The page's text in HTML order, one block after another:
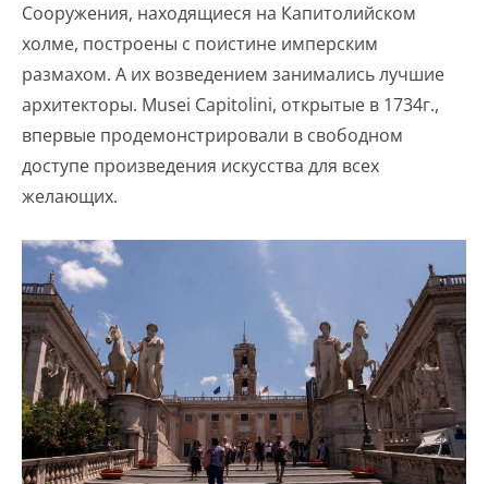
Сооружения, находящиеся на Капитолийском
холме, построены с поистине имперским
размахом. А их возведением занимались лучшие
архитекторы. Musei Capitolini, открытые в 1734г.,
впервые продемонстрировали в свободном
доступе произведения искусства для всех
желающих.